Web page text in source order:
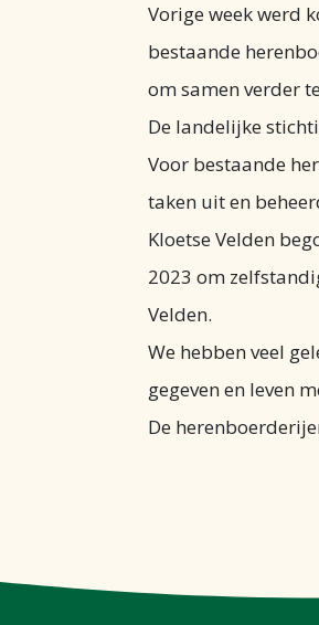
Vorige week werd
bestaande
om samen verder
De landelijke
Voor bestaande
taken uit en
Kloetse Velden
2023 om
Velden.
We hebben veel
gegeven en leven
De